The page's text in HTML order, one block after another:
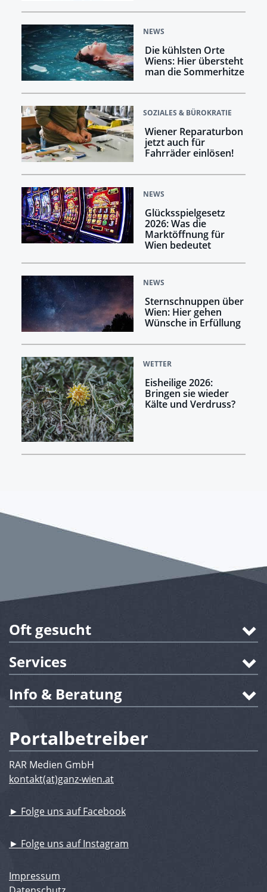
NEWS
Die kühlsten Orte
Wiens: Hier übersteht
man die Sommerhitze
SOZIALES & BÜROKRATIE
Wiener Reparaturbon
jetzt auch für
Fahrräder einlösen!
NEWS
Glücksspielgesetz
2026: Was die
Marktöffnung für
Wien bedeutet
NEWS
Sternschnuppen über
Wien: Hier gehen
Wünsche in Erfüllung
WETTER
Eisheilige 2026:
Bringen sie wieder
Kälte und Verdruss?
Oft gesucht
Services
Info & Beratung
Portalbetreiber
RAR Medien GmbH
kontakt(at)ganz-wien.at
► Folge uns auf Facebook
► Folge uns auf Instagram
Impressum